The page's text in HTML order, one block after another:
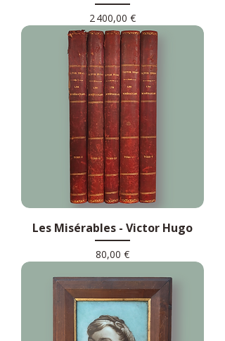
Prix
2 400,00 €
Les Misérables - Victor Hugo
Prix
80,00 €